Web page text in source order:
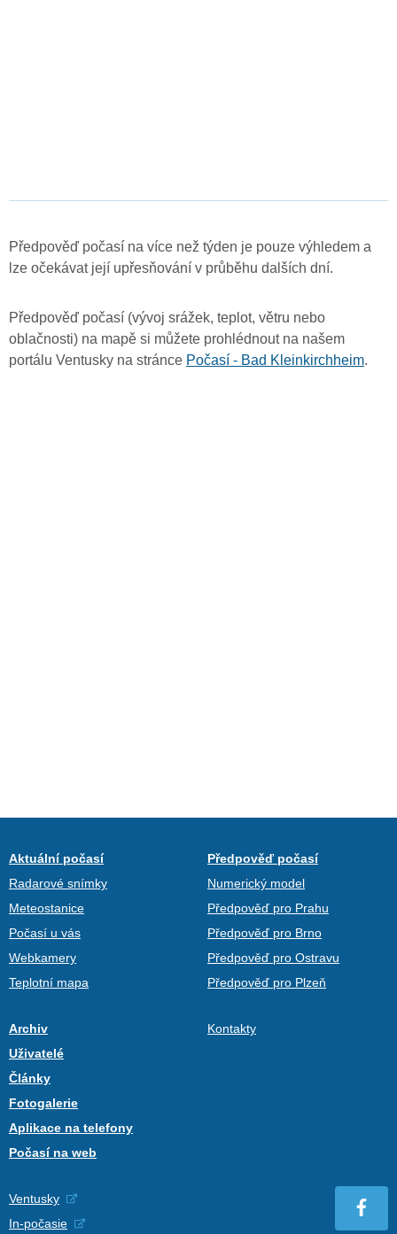
Předpověď počasí na více než týden je pouze výhledem a
lze očekávat její upřesňování v průběhu dalších dní.
Předpověď počasí (vývoj srážek, teplot, větru nebo
oblačnosti) na mapě si můžete prohlédnout na našem
portálu Ventusky na stránce Počasí - Bad Kleinkirchheim.
Aktuální počasí
Radarové snímky
Meteostanice
Počasí u vás
Webkamery
Teplotní mapa
Předpověď počasí
Numerický model
Předpověď pro Prahu
Předpověď pro Brno
Předpověď pro Ostravu
Předpověď pro Plzeň
Archiv
Uživatelé
Články
Fotogalerie
Aplikace na telefony
Počasí na web
Kontakty
Ventusky
In-počasie